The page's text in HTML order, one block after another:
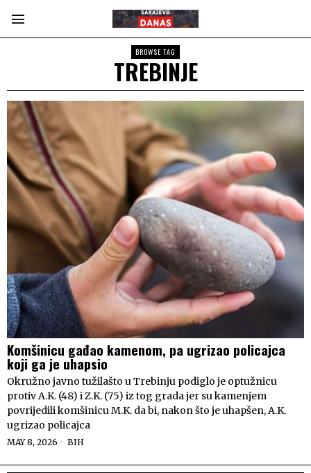
BROWSE TAG
TREBINJE
Komšinicu gađao kamenom, pa ugrizao policajca
koji ga je uhapsio
Okružno javno tužilašto u Trebinju podiglo je optužnicu
protiv A.K. (48) i Z.K. (75) iz tog grada jer su kamenjem
povrijedili komšinicu M.K. da bi, nakon što je uhapšen, A.K.
ugrizao policajca
MAY 8, 2026 BIH